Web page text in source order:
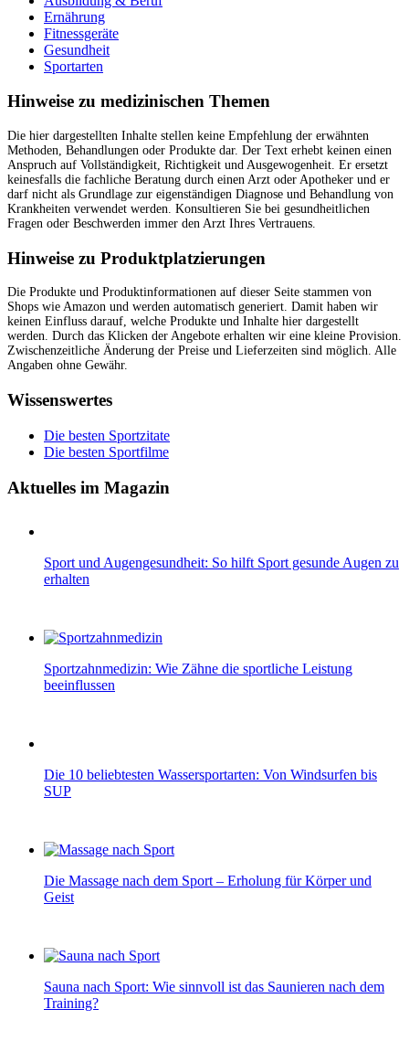
Ernährung
Fitnessgeräte
Gesundheit
Sportarten
Hinweise zu medizinischen Themen
Hinweise zu Produktplatzierungen
Wissenswertes
Die besten Sportzitate
Die besten Sportfilme
Aktuelles im Magazin
Sport und Augengesundheit: So hilft Sport gesunde Augen zu
erhalten
Sportzahnmedizin: Wie Zähne die sportliche Leistung
beeinflussen
Die 10 beliebtesten Wassersportarten: Von Windsurfen bis
SUP
Die Massage nach dem Sport – Erholung für Körper und
Geist
Sauna nach Sport: Wie sinnvoll ist das Saunieren nach dem
Training?